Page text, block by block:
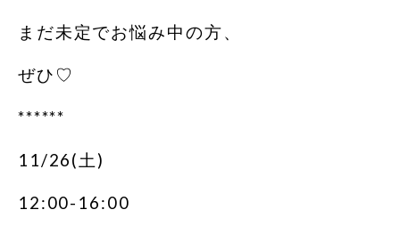
まだ未定でお悩み中の方、
ぜひ♡
******
11/26(土)
12:00-16:00